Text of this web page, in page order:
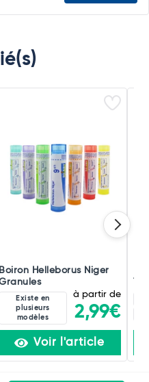
Boiron Helleborus Niger
Existe en
plusieurs
modèles
à partir de
2,99€
Voir l'article